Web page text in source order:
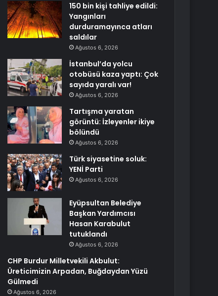
150 bin kişi tahliye edildi:
Yangınları
durduramayınca atları
saldılar
Ağustos 6, 2026
İstanbul’da yolcu
otobüsü kaza yaptı: Çok
sayıda yaralı var!
Ağustos 6, 2026
Tartışma yaratan
görüntü: İzleyenler ikiye
bölündü
Ağustos 6, 2026
Türk siyasetine soluk:
YENİ Parti
Ağustos 6, 2026
Eyüpsultan Belediye
Başkan Yardımcısı
Hasan Karabulut
tutuklandı
Ağustos 6, 2026
CHP Burdur Milletvekili Akbulut:
Üreticimizin Arpadan, Buğdaydan Yüzü
Gülmedi
Ağustos 6, 2026